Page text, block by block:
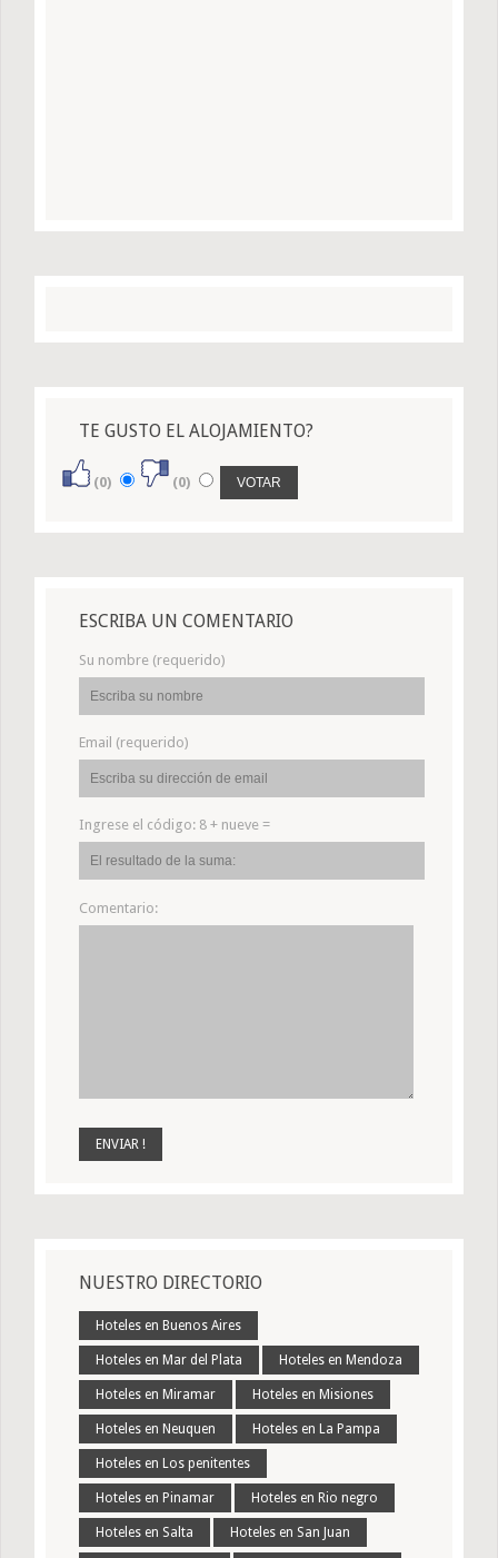
TE GUSTO EL ALOJAMIENTO?
(0) (0)
ESCRIBA UN COMENTARIO
Su nombre (requerido)
Email (requerido)
Ingrese el código: 8 + nueve =
Comentario:
NUESTRO DIRECTORIO
Hoteles en Buenos Aires
Hoteles en Mar del Plata Hoteles en Mendoza
Hoteles en Miramar Hoteles en Misiones
Hoteles en Neuquen Hoteles en La Pampa
Hoteles en Los penitentes
Hoteles en Pinamar Hoteles en Rio negro
Hoteles en Salta Hoteles en San Juan